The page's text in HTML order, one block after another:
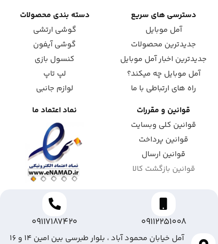
دسترسی های سریع
آمل موبایل
جدیدترین محصولات
جدیدترین اخبار آمل موبایل
آمل موبایل چه میکند؟
راه های ارتباطی با ما
دسته بندی محصولات
گوشی ارتشی
گوشی آیفون
کنسول بازی
لپ تاپ
لوازم جانبی
قوانین و مقررات
قوانین کلی وبسایت
قوانین پرداخت
قوانین ارسال
قوانین بازگشت کالا
نماد اعتماد ما
09112251008
09117187420
آمل خیابان محمود آباد ، بلوار طبرسی بین امین ۱۴ و ۱۶